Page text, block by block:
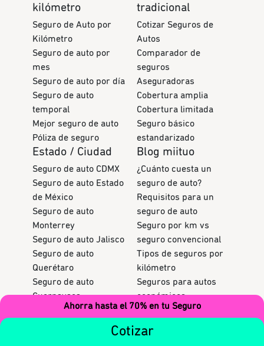
Ahorra hasta el 70% en tu Seguro
Cotizar
kilómetro
Seguro de Auto por
Kilómetro
Seguro de auto por
mes
Seguro de auto por día
Seguro de auto
temporal
Mejor seguro de auto
Póliza de seguro
tradicional
Cotizar Seguros de
Autos
Comparador de
seguros
Aseguradoras
Cobertura amplia
Cobertura limitada
Seguro básico
estandarizado
Estado / Ciudad
Seguro de auto CDMX
Seguro de auto Estado
de México
Seguro de auto
Monterrey
Seguro de auto Jalisco
Seguro de auto
Querétaro
Seguro de auto
Cuernavaca
Blog miituo
¿Cuánto cuesta un
seguro de auto?
Requisitos para un
seguro de auto
Seguro por km vs
seguro convencional
Tipos de seguros por
kilómetro
Seguros para autos
económicos
Coberturas de seguros